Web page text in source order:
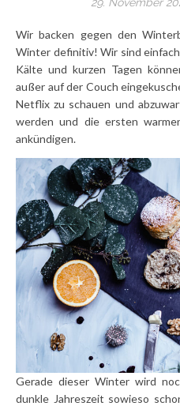
29. November
Wir backen gegen den Winterblues. Denn den haben wir im
Winter definitiv! Wir sind
Kälte und kurzen Tagen
außer auf der Couch
Netflix zu schauen und
werden und die ersten
ankündigen.
Gerade dieser Winter wird
dunkle Jahreszeit sowieso